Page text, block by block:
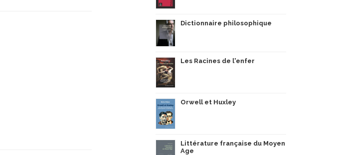
Dictionnaire philosophique
Les Racines de l'enfer
Orwell et Huxley
Littérature française du Moyen
Age